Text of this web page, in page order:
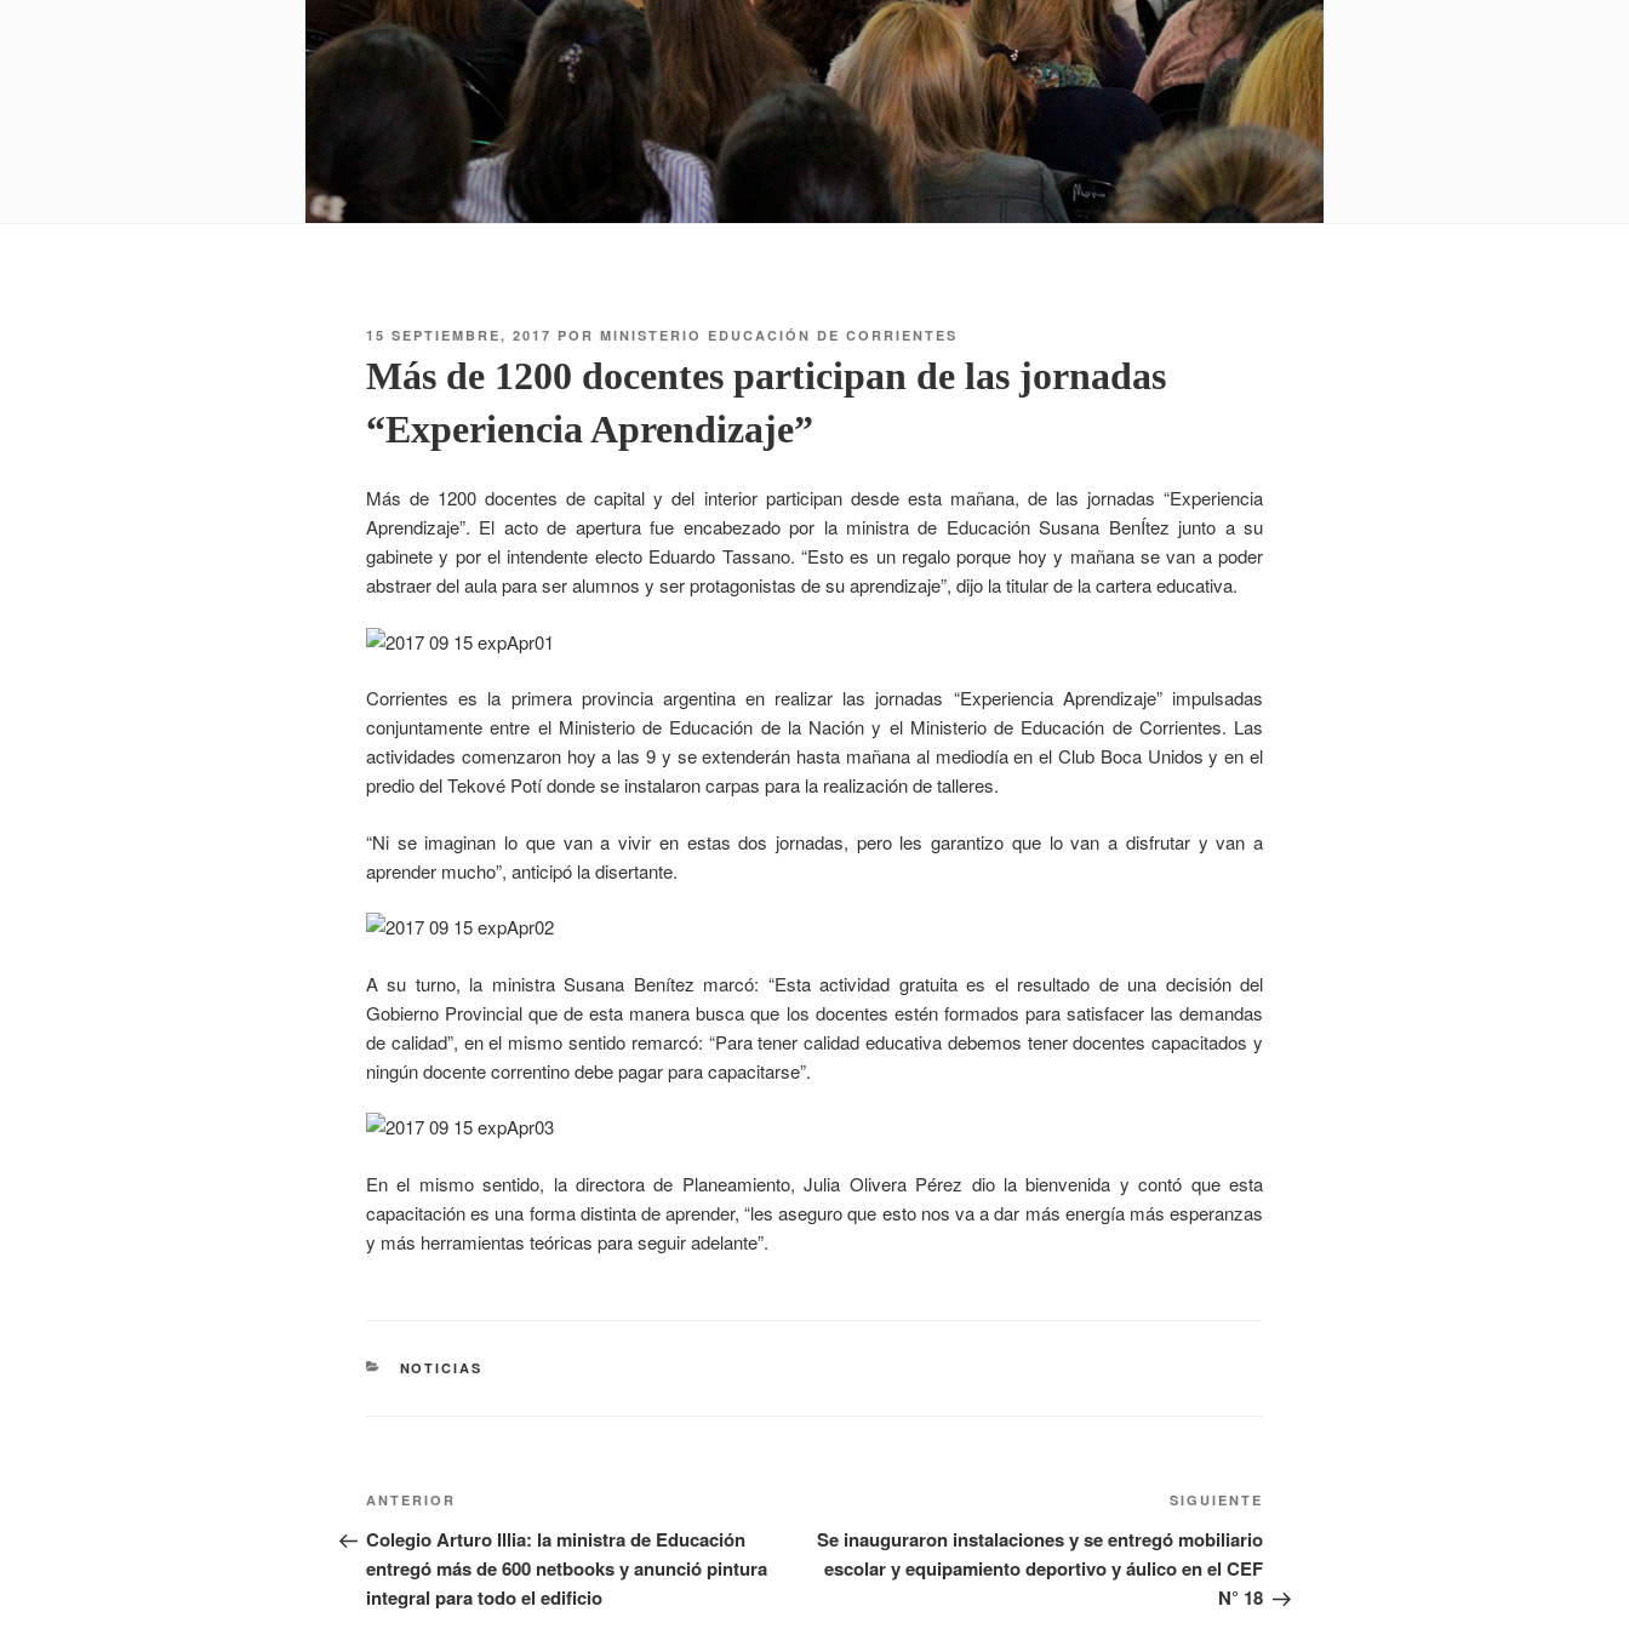
15 SEPTIEMBRE, 2017 POR MINISTERIO EDUCACIÓN DE CORRIENTES
Más de 1200 docentes participan de las jornadas
“Experiencia Aprendizaje”
Más de 1200 docentes de capital y del interior participan desde esta mañana, de las jornadas “Experiencia
Aprendizaje”. El acto de apertura fue encabezado por la ministra de Educación Susana BenÍtez junto a su
gabinete y por el intendente electo Eduardo Tassano. “Esto es un regalo porque hoy y mañana se van a poder
abstraer del aula para ser alumnos y ser protagonistas de su aprendizaje”, dijo la titular de la cartera educativa.
Corrientes es la primera provincia argentina en realizar las jornadas “Experiencia Aprendizaje” impulsadas
conjuntamente entre el Ministerio de Educación de la Nación y el Ministerio de Educación de Corrientes. Las
actividades comenzaron hoy a las 9 y se extenderán hasta mañana al mediodía en el Club Boca Unidos y en el
predio del Tekové Potí donde se instalaron carpas para la realización de talleres.
“Ni se imaginan lo que van a vivir en estas dos jornadas, pero les garantizo que lo van a disfrutar y van a
aprender mucho”, anticipó la disertante.
A su turno, la ministra Susana Benítez marcó: “Esta actividad gratuita es el resultado de una decisión del
Gobierno Provincial que de esta manera busca que los docentes estén formados para satisfacer las demandas
de calidad”, en el mismo sentido remarcó: “Para tener calidad educativa debemos tener docentes capacitados y
ningún docente correntino debe pagar para capacitarse”.
En el mismo sentido, la directora de Planeamiento, Julia Olivera Pérez dio la bienvenida y contó que esta
capacitación es una forma distinta de aprender, “les aseguro que esto nos va a dar más energía más esperanzas
y más herramientas teóricas para seguir adelante”.
NOTICIAS
ANTERIOR
Colegio Arturo Illia: la ministra de Educación
entregó más de 600 netbooks y anunció pintura
integral para todo el edificio
SIGUIENTE
Se inauguraron instalaciones y se entregó mobiliario
escolar y equipamiento deportivo y áulico en el CEF
N° 18